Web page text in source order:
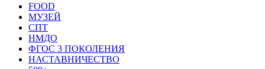
FOOD
МУЗЕЙ
СПТ
НМДО
ФГОС 3 ПОКОЛЕНИЯ
НАСТАВНИЧЕСТВО